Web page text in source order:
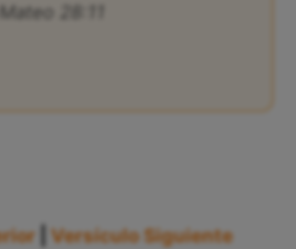
Mateo 28:11
Versículo Siguiente